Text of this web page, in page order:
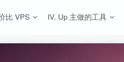
比 VPS IV. Up 主做的工具